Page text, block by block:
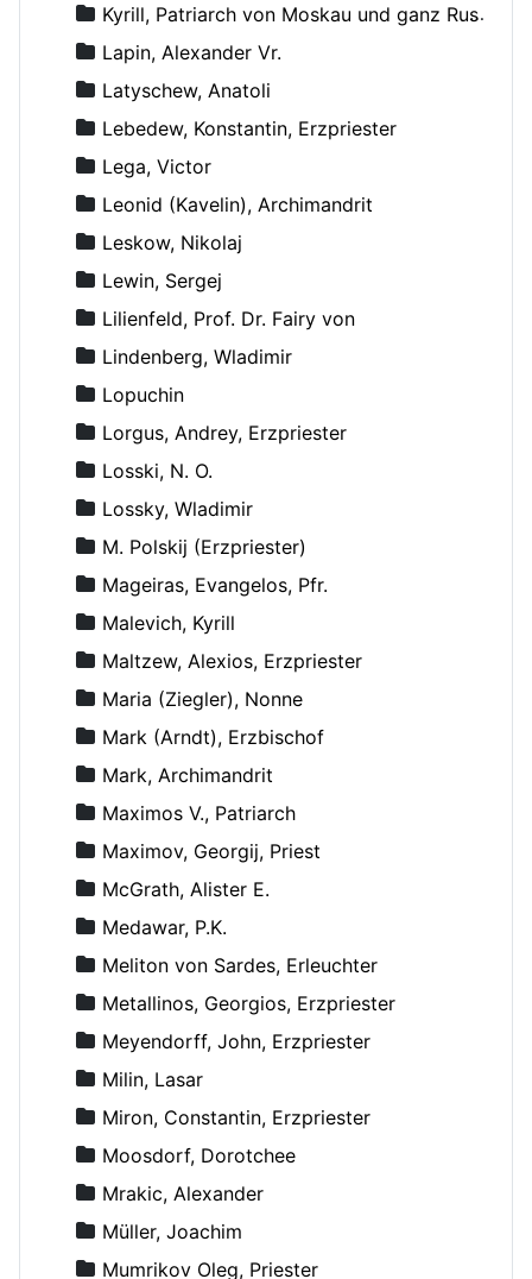
Kyrill, Patriarch von Moskau und ganz Russland
Lapin, Alexander Vr.
Latyschew, Anatoli
Lebedew, Konstantin, Erzpriester
Lega, Victor
Leonid (Kavelin), Archimandrit
Leskow, Nikolaj
Lewin, Sergej
Lilienfeld, Prof. Dr. Fairy von
Lindenberg, Wladimir
Lopuchin
Lorgus, Andrey, Erzpriester
Losski, N. O.
Lossky, Wladimir
M. Polskij (Erzpriester)
Mageiras, Evangelos, Pfr.
Malevich, Kyrill
Maltzew, Alexios, Erzpriester
Maria (Ziegler), Nonne
Mark (Arndt), Erzbischof
Mark, Archimandrit
Maximos V., Patriarch
Maximov, Georgij, Priest
McGrath, Alister E.
Medawar, P.K.
Meliton von Sardes, Erleuchter
Metallinos, Georgios, Erzpriester
Meyendorff, John, Erzpriester
Milin, Lasar
Miron, Constantin, Erzpriester
Moosdorf, Dorotchee
Mrakic, Alexander
Müller, Joachim
Mumrikov Oleg, Priester